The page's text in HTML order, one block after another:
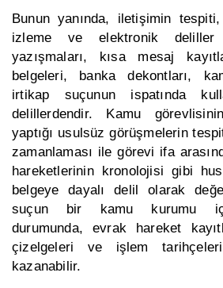
Bunun yanında, iletişimin
izleme ve elektronik deliller
yazışmaları, kısa mesaj
belgeleri, banka dekontları,
irtikap suçunun ispatında
delillerdendir. Kamu
yaptığı usulsüz görüşmelerin
zamanlaması ile görevi ifa
hareketlerinin kronolojisi gibi
belgeye dayalı delil olarak
suçun bir kamu kurumu
durumunda, evrak hareket
çizelgeleri ve işlem
kazanabilir.